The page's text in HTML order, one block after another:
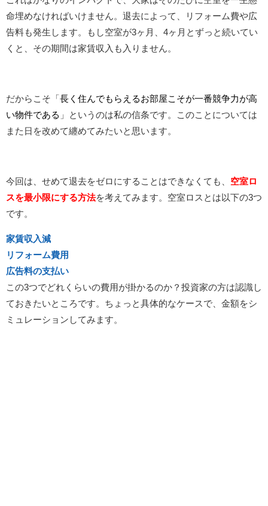
命埋めなければいけません。退去によって、リフォーム費や広
告料も発生します。もし空室が3ヶ月、4ヶ月とずっと続いてい
くと、その期間は家賃収入も入りません。
だからこそ「 長く住んでもらえるお部屋こそが一番競争力が高
い物件である 」というのは私の信条です。このことについては
また日を改めて纏めてみたいと思います。
今回は、せめて退去をゼロにすることはできなくても、 空室ロ
スを最小限にする方法を考えてみます。空室ロスとは以下の3つ
です。
家賃収入減
リフォーム費用
広告料の支払い
この3つでどれくらいの費用が掛かるのか？投資家の方は認識し
ておきたいところです。ちょっと具体的なケースで、金額をシ
ミュレーションしてみます。